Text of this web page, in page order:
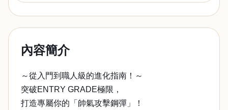
內容簡介
～從入門到職人級的進化指南！～
突破ENTRY GRADE極限，
打造專屬你的「帥氣攻擊鋼彈」！